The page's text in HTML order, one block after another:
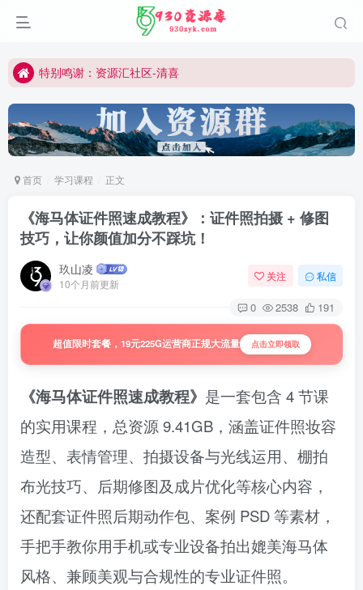
切勿用于商业或非法用途
特别鸣谢：资源汇社区-清喜
所有内容仅作学习研究
切勿用于商业或非法用途
公众号:930资源库
首页 学习课程 正文
《海马体证件照速成教程》：证件照拍摄 + 修图
技巧，让你颜值加分不踩坑！
玖山凌
10个月前更新
关注 私信
0 2538 191
超值限时套餐，19元225G运营商正规大流量 点击立即领取
《海马体证件照速成教程》 是一套包含 4 节课
的实用课程，总资源 9.41GB，涵盖证件照妆容
造型、表情管理、拍摄设备与光线运用、棚拍
布光技巧、后期修图及成片优化等核心内容，
还配套证件照后期动作包、案例 PSD 等素材，
手把手教你用手机或专业设备拍出媲美海马体
风格、兼顾美观与合规性的专业证件照。